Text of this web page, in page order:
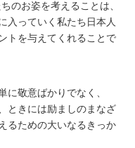
のお姿を考えることは、
入っていく私たち日本人
トを与えてくれることで
敬意ばかりでなく、
ときには励ましのまなざ
るための大いなるきっか